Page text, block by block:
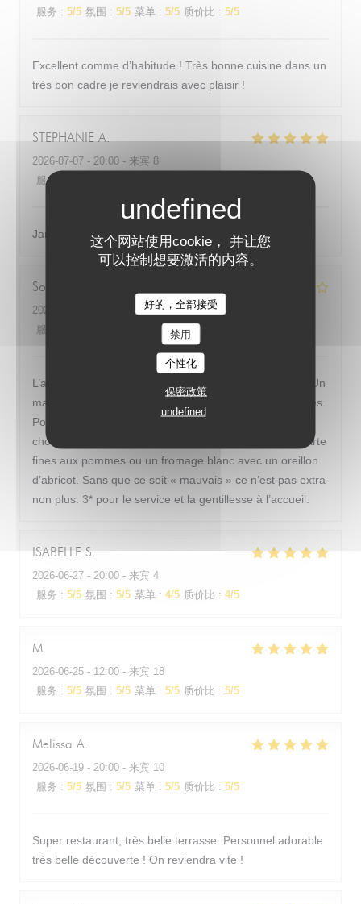
这个网站使用cookie， 并让您
可以控制想要激活的内容。
好的，全部接受
禁用
个性化
保密政策
undefined
服务 : 5/5 氛围 : 5/5 菜单 : 5/5 质价比 : 5/5
Excellent comme d’habitude ! Très bonne cuisine dans un
très bon cadre je reviendrais avec plaisir !
STEPHANIE A
2026-07-07 - 20:00 - 来宾 8
服务
Jamais déçue, personnel au top, nourriture excellente
Sophie
2026-07-02
- 12:00 - 来宾 2
服务
: /5 质价比
L’accueil a été agréable, le serveur très professionnel. Un
manque de choix pour les plats, trop simples et basiques.
Pour les plats du midi nous avions au choix du porc au
chorizo ou une salade verte au thon. En dessert une tarte
fines aux pommes ou un fromage blanc avec un oreillon
d’abricot. Sans que ce soit « mauvais » ce n’est pas extra
non plus. 3* pour le service et la gentillesse à l’accueil.
ISABELLE S
2026-06-27 - 20:00 - 来宾 4
服务 : 5/5 氛围 : 5/5 菜单 : 4/5 质价比 : 4/5
M
2026-06-25 - 12:00 - 来宾 18
服务 : 5/5 氛围 : 5/5 菜单 : 5/5 质价比 : 5/5
Melissa A
2026-06-19 - 20:00 - 来宾 10
服务 : 5/5 氛围 : 5/5 菜单 : 5/5 质价比 : 5/5
Super restaurant, très belle terrasse. Personnel adorable
très belle découverte ! On reviendra vite !
LA CUIZINE